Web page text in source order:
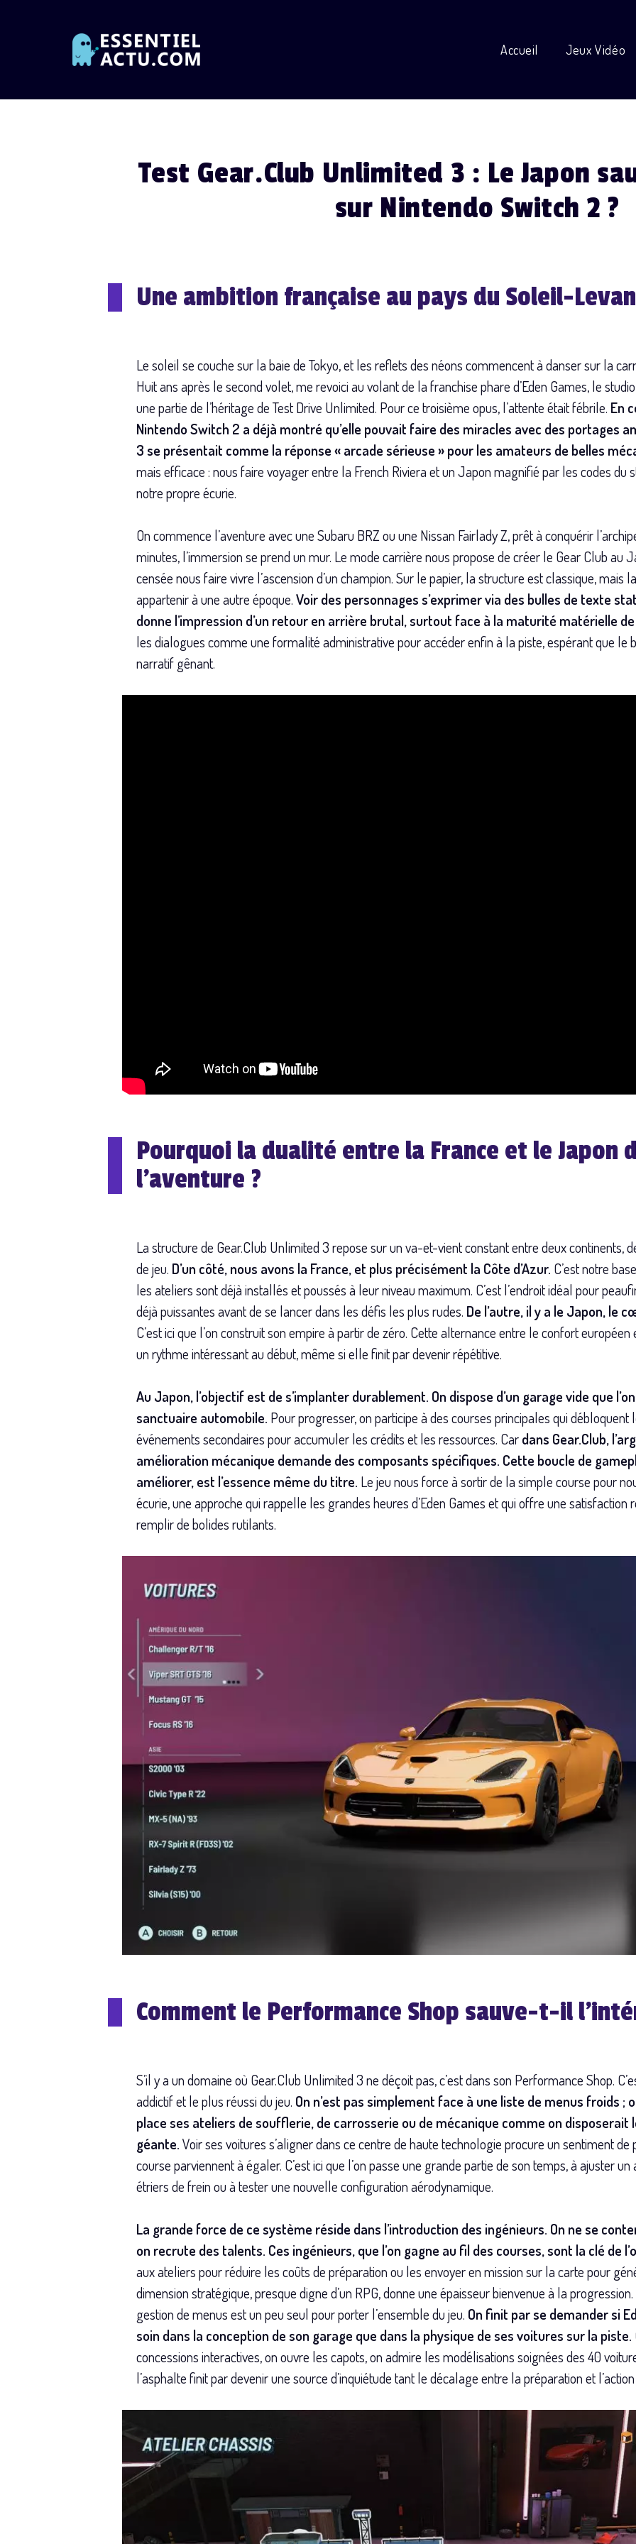
Accueil Jeux Vidéo
Test Gear.Club Unlimited 3 : Le Japon
sur Nintendo Switch 2 ?
Une ambition française au pays du Soleil-
Le soleil se couche sur la baie de Tokyo, et les reflets des néons commencent à danser sur la
Huit ans après le second volet, me revoici au volant de la franchise phare d’Eden Games, le
une partie de l’héritage de Test Drive Unlimited. Pour ce troisième opus, l’attente était fébrile. En
Nintendo Switch 2 a déjà montré qu’elle pouvait faire des miracles avec des portages
3 se présentait comme la réponse « arcade sérieuse » pour les amateurs de belles
mais efficace : nous faire voyager entre la French Riviera et un Japon magnifié par les codes du
notre propre écurie.
On commence l’aventure avec une Subaru BRZ ou une Nissan Fairlady Z, prêt à conquérir
minutes, l’immersion se prend un mur. Le mode carrière nous propose de créer le Gear Club au
censée nous faire vivre l’ascension d’un champion. Sur le papier, la structure est classique, mais
appartenir à une autre époque.Voir des personnages s’exprimer via des bulles de texte
donne l’impression d’un retour en arrière brutal, surtout face à la maturité matérielle
les dialogues comme une formalité administrative pour accéder enfin à la piste, espérant que le
narratif gênant.
Pourquoi la dualité entre la France et le Japon
l’aventure ?
La structure de Gear.Club Unlimited 3 repose sur un va-et-vient constant entre deux continents,
de jeu. D’un côté, nous avons la France, et plus précisément la Côte d’Azur. C’est notre
les ateliers sont déjà installés et poussés à leur niveau maximum. C’est l’endroit idéal pour
déjà puissantes avant de se lancer dans les défis les plus rudes. De l’autre, il y a le Japon, le
C’est ici que l’on construit son empire à partir de zéro. Cette alternance entre le confort
un rythme intéressant au début, même si elle finit par devenir répétitive.
Au Japon, l’objectif est de s’implanter durablement. On dispose d’un garage vide que
sanctuaire automobile. Pour progresser, on participe à des courses principales qui débloquent
événements secondaires pour accumuler les crédits et les ressources. Cardans Gear.Club,
amélioration mécanique demande des composants spécifiques. Cette boucle de
améliorer, est l’essence même du titre. Le jeu nous force à sortir de la simple course pour
écurie, une approche qui rappelle les grandes heures d’Eden Games et qui offre une
remplir de bolides rutilants.
Comment le Performance Shop sauve-t-il
S’il y a un domaine où Gear.Club Unlimited 3 ne déçoit pas, c’est dans son Performance Shop.
addictif et le plus réussi du jeu. On n’est pas simplement face à une liste de menus froids ;
place ses ateliers de soufflerie, de carrosserie ou de mécanique comme on disposerait
géante.Voir ses voitures s’aligner dans ce centre de haute technologie procure un sentiment de
course parviennent à égaler. C’est ici que l’on passe une grande partie de son temps, à ajuster
étriers de frein ou à tester une nouvelle configuration aérodynamique.
La grande force de ce système réside dans l’introduction des ingénieurs. On ne se
on recrute des talents. Ces ingénieurs, que l’on gagne au fil des courses, sont la clé de
aux ateliers pour réduire les coûts de préparation ou les envoyer en mission sur la carte pour
dimension stratégique, presque digne d’un RPG, donne une épaisseur bienvenue à la
gestion de menus est un peu seul pour porter l’ensemble du jeu. On finit par se demander si
soin dans la conception de son garage que dans la physique de ses voitures sur la piste.
concessions interactives, on ouvre les capots, on admire les modélisations soignées des 40
l’asphalte finit par devenir une source d’inquiétude tant le décalage entre la préparation et